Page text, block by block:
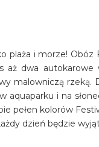
plaża i morze!
aż dwa autokarowe
malowniczą
aquaparku i na
pełen kolorów
dzień będzie